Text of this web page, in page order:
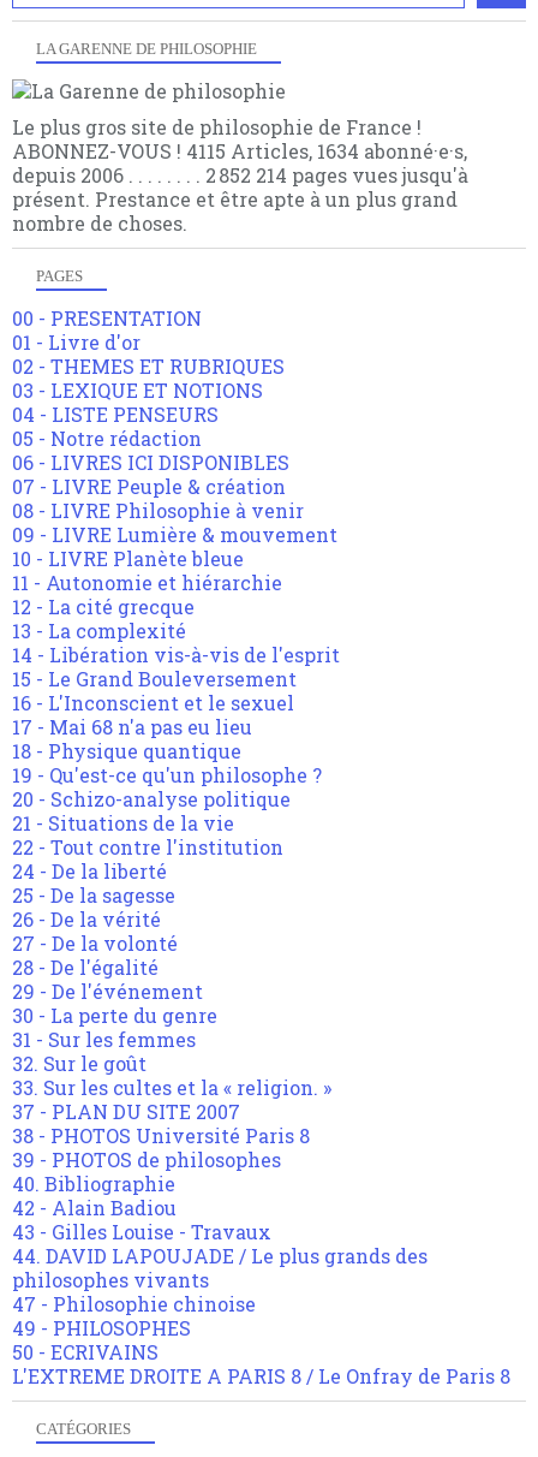
LA GARENNE DE PHILOSOPHIE
Le plus gros site de philosophie de France !
ABONNEZ-VOUS ! 4115 Articles, 1634 abonné·e·s,
depuis 2006 . . . . . . . . 2 852 214 pages vues jusqu'à
présent. Prestance et être apte à un plus grand
nombre de choses.
PAGES
00 - PRESENTATION
01 - Livre d'or
02 - THEMES ET RUBRIQUES
03 - LEXIQUE ET NOTIONS
04 - LISTE PENSEURS
05 - Notre rédaction
06 - LIVRES ICI DISPONIBLES
07 - LIVRE Peuple & création
08 - LIVRE Philosophie à venir
09 - LIVRE Lumière & mouvement
10 - LIVRE Planète bleue
11 - Autonomie et hiérarchie
12 - La cité grecque
13 - La complexité
14 - Libération vis-à-vis de l'esprit
15 - Le Grand Bouleversement
16 - L'Inconscient et le sexuel
17 - Mai 68 n'a pas eu lieu
18 - Physique quantique
19 - Qu'est-ce qu'un philosophe ?
20 - Schizo-analyse politique
21 - Situations de la vie
22 - Tout contre l'institution
24 - De la liberté
25 - De la sagesse
26 - De la vérité
27 - De la volonté
28 - De l'égalité
29 - De l'événement
30 - La perte du genre
31 - Sur les femmes
32. Sur le goût
33. Sur les cultes et la « religion. »
37 - PLAN DU SITE 2007
38 - PHOTOS Université Paris 8
39 - PHOTOS de philosophes
40. Bibliographie
42 - Alain Badiou
43 - Gilles Louise - Travaux
44. DAVID LAPOUJADE / Le plus grands des
philosophes vivants
47 - Philosophie chinoise
49 - PHILOSOPHES
50 - ECRIVAINS
L'EXTREME DROITE A PARIS 8 / Le Onfray de Paris 8
CATÉGORIES